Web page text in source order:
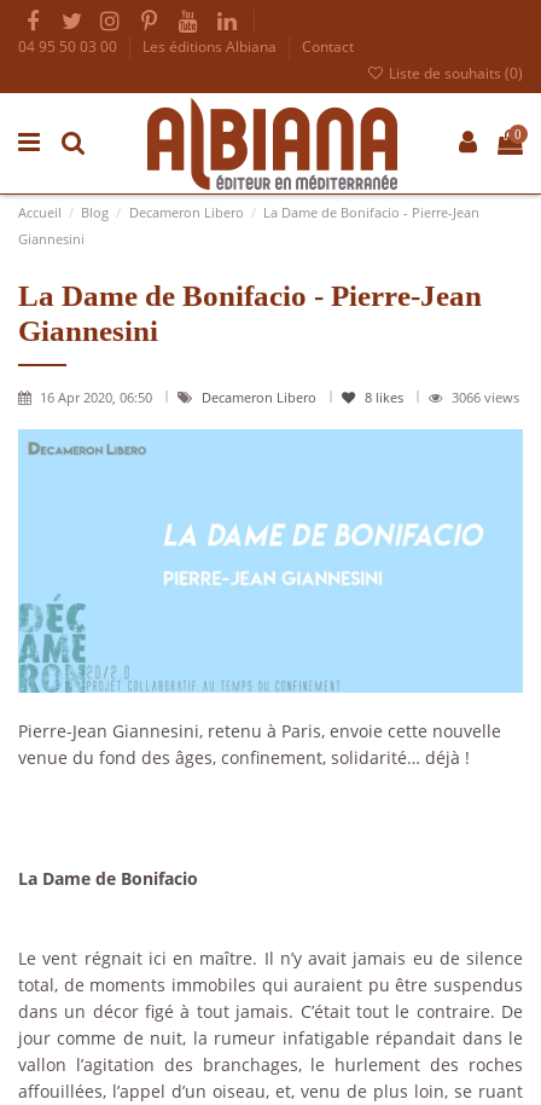
04 95 50 03 00 Les éditions Albiana
Contact
Liste de souhaits (0)
0
Accueil Blog Decameron Libero
La Dame de Bonifacio - Pierre-Jean
Giannesini
La Dame de Bonifacio - Pierre-Jean
Giannesini
16 Apr 2020, 06:50 Decameron Libero 8 likes 3066 views
Pierre-Jean Giannesini, retenu à Paris, envoie cette nouvelle
venue du fond des âges, confinement, solidarité… déjà !
La Dame de Bonifacio
Le vent régnait ici en maître. Il n’y avait jamais eu de silence
total, de moments immobiles qui auraient pu être suspendus
dans un décor figé à tout jamais. C’était tout le contraire. De
jour comme de nuit, la rumeur infatigable répandait dans le
vallon l’agitation des branchages, le hurlement des roches
affouillées, l’appel d’un oiseau, et, venu de plus loin, se ruant